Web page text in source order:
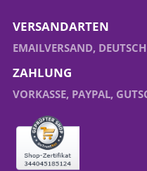
VERSANDARTEN
EMAILVERSAND,
ZAHLUNG
VORKASSE, PAYPAL,